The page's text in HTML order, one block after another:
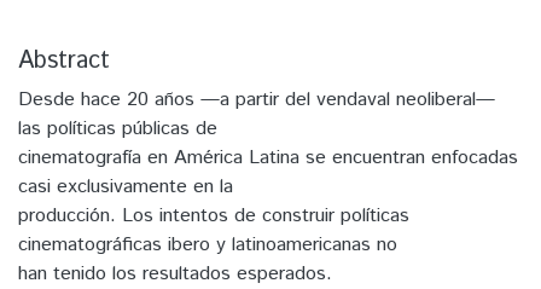
Abstract
Desde hace 20 años —a partir del vendaval neoliberal—
las políticas públicas de
cinematografía en América Latina se encuentran enfocadas
casi exclusivamente en la
producción. Los intentos de construir políticas
cinematográficas ibero y latinoamericanas no
han tenido los resultados esperados.